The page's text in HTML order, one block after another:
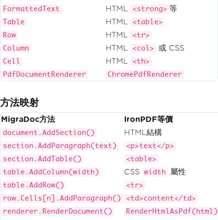
FormattedText HTML <strong> 等
Table HTML
<table>
Row
HTML
<tr>
Column
HTML <col> 或 CSS
Cell HTML
<th>
PdfDocumentRenderer
ChromePdfRenderer
方法映射
MigraDoc方法 IronPDF等價
document.AddSection() HTML結構
section.AddParagraph(text)
<p>text</p>
section.AddTable()
<table>
table.AddColumn(width)
CSS width 屬性
table.AddRow()
<tr>
row.Cells[n].AddParagraph()
<td>content</td>
renderer.RenderDocument()
RenderHtmlAsPdf(html)